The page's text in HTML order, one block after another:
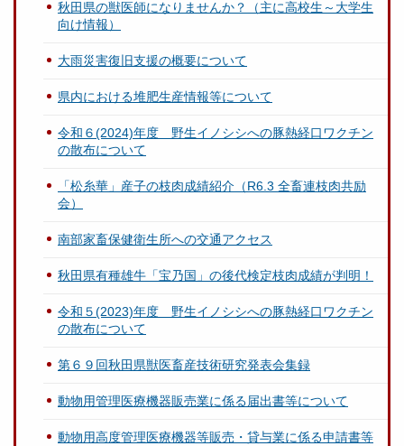
秋田県の獣医師になりませんか？（主に高校生～大学生
向け情報）
大雨災害復旧支援の概要について
県内における堆肥生産情報等について
令和６(2024)年度 野生イノシシへの豚熱経口ワクチン
の散布について
「松糸華」産子の枝肉成績紹介（R6.3 全畜連枝肉共励
会）
南部家畜保健衛生所への交通アクセス
秋田県有種雄牛「宝乃国」の後代検定枝肉成績が判明！
令和５(2023)年度 野生イノシシへの豚熱経口ワクチン
の散布について
第６９回秋田県獣医畜産技術研究発表会集録
動物用管理医療機器販売業に係る届出書等について
動物用高度管理医療機器等販売・貸与業に係る申請書等